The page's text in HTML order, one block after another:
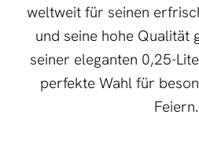
weltweit für seinen
und seine hohe Qualität
seiner eleganten 0,25-
perfekte Wahl für
Feiern.